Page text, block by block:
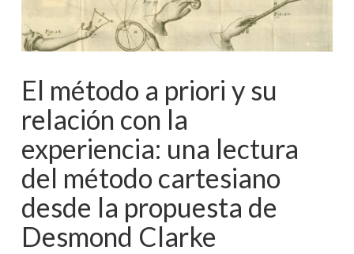
El método a priori y su
relación con la
experiencia: una lectura
del método cartesiano
desde la propuesta de
Desmond Clarke